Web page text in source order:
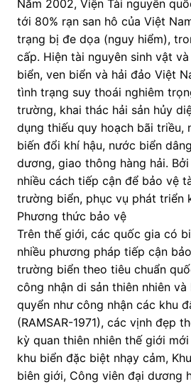
Năm 2002, Viện Tài nguyên
tới 80% rạn san hô của Việt
trạng bị đe dọa (nguy hiểm),
cấp. Hiện tài nguyên sinh vật
biển, ven biển và hải đảo Việt
tình trạng suy thoái nghiêm
trường, khai thác hải sản hủy
dụng thiếu quy hoạch bãi triều,
biến đổi khí hậu, nước biển
dương, giao thông hàng hải.
nhiều cách tiếp cận để bảo vệ
trường biển, phục vụ phát triển
Phương thức bảo vệ
Trên thế giới, các quốc gia có
nhiều phương pháp tiếp cận
trường biển theo tiêu chuẩn
công nhận di sản thiên nhiên
quyển như công nhận các khu
(RAMSAR-1971), các vịnh đẹp
kỳ quan thiên nhiên thế giới
khu biển đặc biệt nhạy cảm,
biên giới, Công viên đại dương